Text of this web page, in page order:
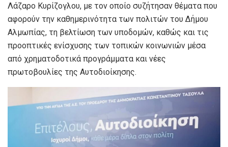
Λάζαρο Κυρίζογλου, με τον οποίο συζήτησαν θέματα που
αφορούν την καθημερινότητα των πολιτών του Δήμου
Αλμωπίας, τη βελτίωση των υποδομών, καθώς και τις
προοπτικές ενίσχυσης των τοπικών κοινωνιών μέσα
από χρηματοδοτικά προγράμματα και νέες
πρωτοβουλίες της Αυτοδιοίκησης.